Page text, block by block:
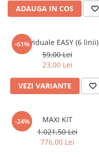
ADAUGA IN COS
-61%
Individuale EASY (6 linii)
59,00 Lei
23,00 Lei
VEZI VARIANTE
-24%
MAXI KIT
1.021,50 Lei
776,00 Lei